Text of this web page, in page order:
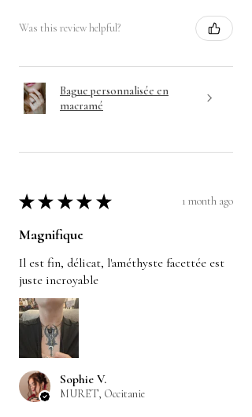
Was this review helpful?
Bague personnalisée en
macramé
★ ★ ★ ★ ★ 1 month ago
Magnifique
Il est fin, délicat, l'améthyste facettée est
juste incroyable
Sophie V.
MURET, Occitanie